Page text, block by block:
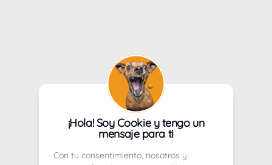
¡Hola! Soy Cookie y tengo un
mensaje para ti
Con tu consentimiento, nosotros y